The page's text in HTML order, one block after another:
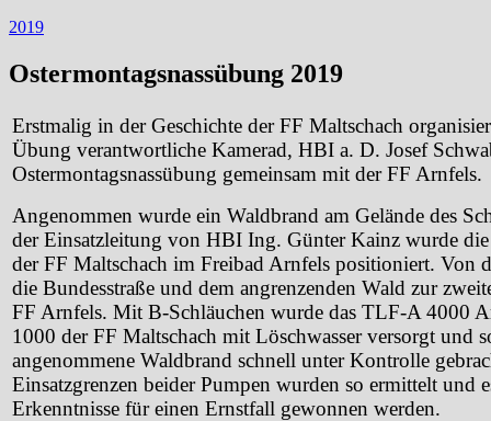
2019
Ostermontagsnassübung 2019
Erstmalig in der Geschichte der FF Maltschach
Übung verantwortliche Kamerad, HBI a. D. Josef
Ostermontagsnassübung gemeinsam mit der FF Arnfels.
Angenommen wurde ein Waldbrand am Gelände des
der Einsatzleitung von HBI Ing. Günter Kainz wurde die
der FF Maltschach im Freibad Arnfels positioniert. Von
die Bundesstraße und dem angrenzenden Wald zur
FF Arnfels. Mit B-Schläuchen wurde das TLF-A 4000
1000 der FF Maltschach mit Löschwasser versorgt und
angenommene Waldbrand schnell unter Kontrolle
Einsatzgrenzen beider Pumpen wurden so ermittelt und
Erkenntnisse für einen Ernstfall gewonnen werden.